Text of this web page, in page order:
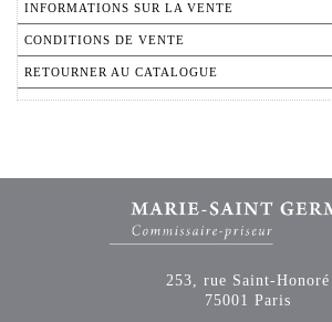
INFORMATIONS SUR LA VENTE
CONDITIONS DE VENTE
RETOURNER AU CATALOGUE
253, rue Saint-Honoré
75001 Paris